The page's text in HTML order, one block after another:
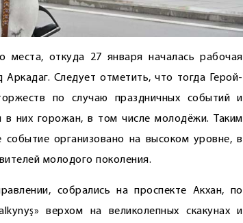
места, откуда 27 января началась рабочая
Следует отметить, что тогда Герой-
по случаю праздничных событий и
в них горожан, в том числе молодёжи. Таким
организовано на высоком уровне, в
молодого поколения.
собрались на проспекте Акхан, по
верхом на великолепных скакунах и